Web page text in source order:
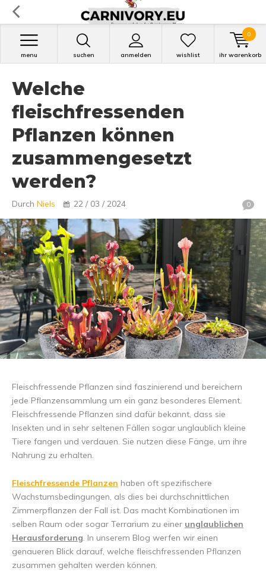
suchen anmelden
menu wishlist ihr warenkorb
0
Welche
fleischfressenden
Pflanzen können
zusammengesetzt
werden?
Durch Niels 22 / 03 / 2024 0
Fleischfressende Pflanzen sind faszinierend und bereichern
jede Pflanzensammlung um ein ganz besonderes Element.
Fleischfressende Pflanzen sind dafür bekannt, dass sie
Insekten und in sehr seltenen Fällen sogar unglaublich kleine
Tiere fangen und verdauen. Sie nutzen diese Fänge, um ihre
Nahrung zu erhalten.
Fleischfressende Pflanzen haben oft spezifischere
Wachstumsbedingungen, als dies bei durchschnittlichen
Zimmerpflanzen der Fall ist. Das macht Kombinationen im
selben Raum oder sogar Terrarium zu einer unglaublichen
Herausforderung. In unserem Blog werfen wir einen
genaueren Blick darauf, welche fleischfressenden Pflanzen
zusammen gehalten werden können.